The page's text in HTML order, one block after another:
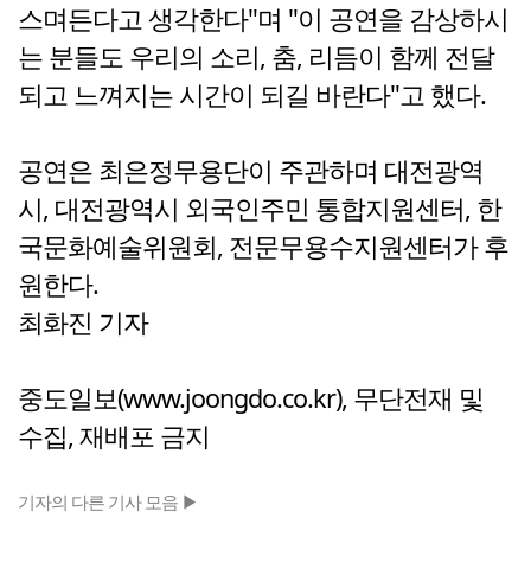
스며든다고 생각한다"며 "이 공연을 감상하시
는 분들도 우리의 소리, 춤, 리듬이 함께 전달
되고 느껴지는 시간이 되길 바란다"고 했다.
공연은 최은정무용단이 주관하며 대전광역
시, 대전광역시 외국인주민 통합지원센터, 한
국문화예술위원회, 전문무용수지원센터가 후
원한다.
최화진 기자
중도일보(www.joongdo.co.kr), 무단전재 및
수집, 재배포 금지
기자의 다른 기사 모음 ▶